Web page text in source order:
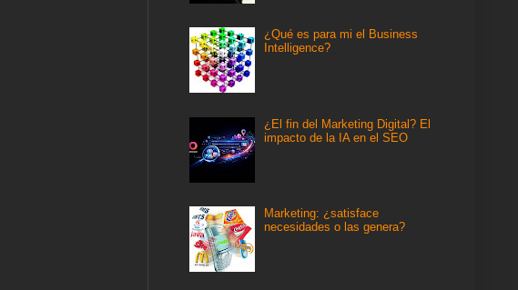
¿Qué es para mi el Business
Intelligence?
¿El fin del Marketing Digital? El
impacto de la IA en el SEO
Marketing: ¿satisface
necesidades o las genera?